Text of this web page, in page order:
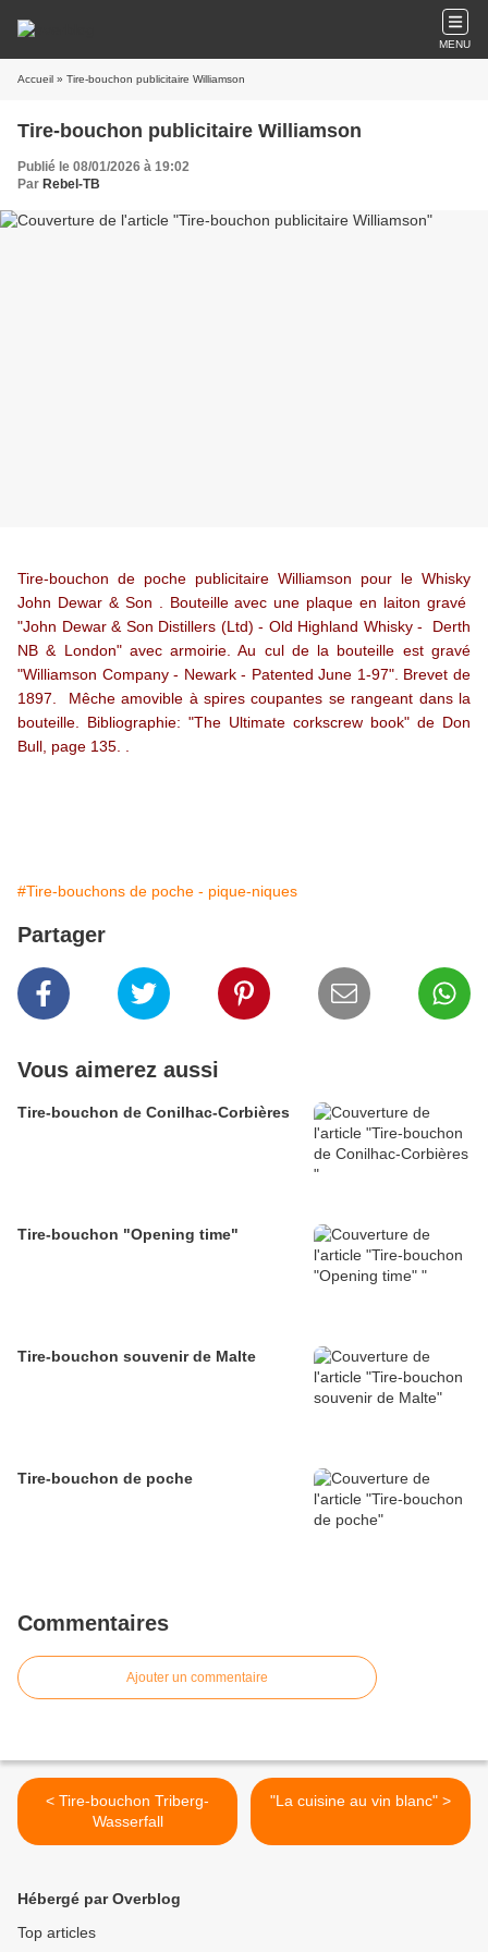
MENU
Accueil » Tire-bouchon publicitaire Williamson
Tire-bouchon publicitaire Williamson
Publié le 08/01/2026 à 19:02
Par Rebel-TB
Tire-bouchon de poche publicitaire Williamson pour le Whisky
John Dewar & Son . Bouteille avec une plaque en laiton gravé
"John Dewar & Son Distillers (Ltd) - Old Highland Whisky - Derth
NB & London" avec armoirie. Au cul de la bouteille est gravé
"Williamson Company - Newark - Patented June 1-97". Brevet de
1897. Mêche amovible à spires coupantes se rangeant dans la
bouteille. Bibliographie: "The Ultimate corkscrew book" de Don
Bull, page 135. .
#Tire-bouchons de poche - pique-niques
Partager
Vous aimerez aussi
Tire-bouchon de Conilhac-Corbières
Tire-bouchon "Opening time"
Tire-bouchon souvenir de Malte
Tire-bouchon de poche
Commentaires
Ajouter un commentaire
< Tire-bouchon Triberg-
Wasserfall
"La cuisine au vin blanc" >
Hébergé par Overblog
Top articles